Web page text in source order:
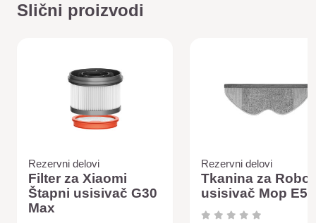
Slični proizvodi
Rezervni delovi
Filter za Xiaomi
Štapni usisivač G30
Max
Rezervni delovi
Tkanina za Robot
usisivač Mop E5